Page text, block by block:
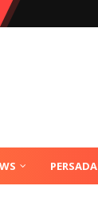
PERSADA